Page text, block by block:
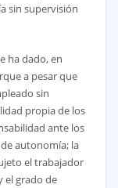
sin supervisión
ha dado, en
a pesar que
sin
propia de los
ante los
autonomía; la
el trabajador
el grado de